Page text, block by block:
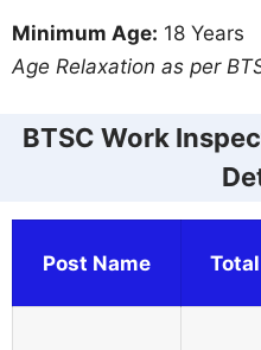
Minimum Age: 18 Years
Age Relaxation as per
BTSC Work
Post Name